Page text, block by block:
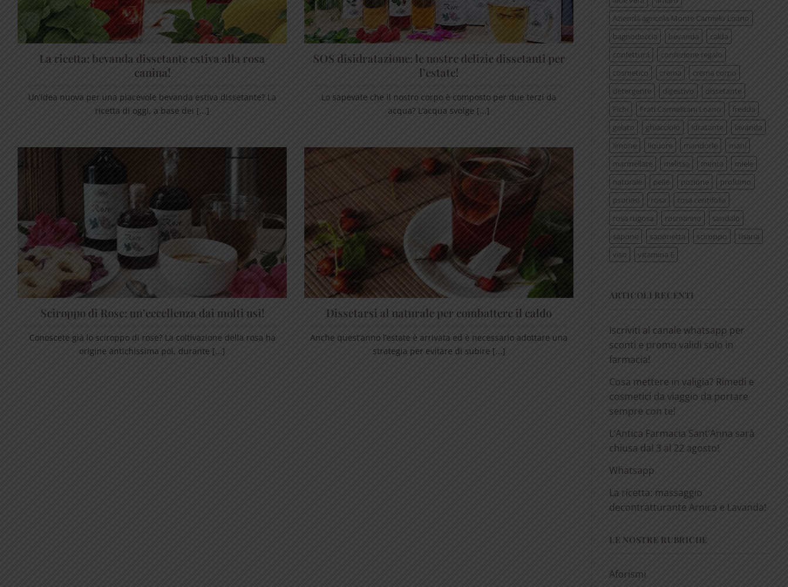
La ricetta: bevanda dissetante estiva alla rosa
canina!
Un’idea nuova per una piacevole bevanda estiva dissetante? La
ricetta di oggi, a base dei [...]
SOS disidratazione: le nostre delizie dissetanti per
l’estate!
Lo sapevate che il nostro corpo è composto per due terzi da
acqua? L’acqua svolge [...]
Sciroppo di Rose: un’eccellenza dai molti usi!
Conoscete già lo sciroppo di rose? La coltivazione della rosa ha
origine antichissima poi, durante [...]
Dissetarsi al naturale per combattere il caldo
Anche quest’anno l’estate è arrivata ed è necessario adottare una
strategia per evitare di subire [...]
Azienda agricola Monte Carmelo Loano
bagnodoccia
bevanda
calda
confettura
confezione regalo
cosmetico
crema
crema corpo
detergente
digestivo
dissetante
Fichi
Frati Carmelitani Loano
fredda
gelato
ghiacciolo idratante
lavanda
limone
liquore mandorle
mani
marmellate
melissa menta
miele
naturale
pelle pozione
profumo
psoriasi
rosa
rosa centifolia
rosa rugosa
rosmarino
sandalo
sapone
saponetta sciroppo
tisana
viso
vitamina E
ARTICOLI RECENTI
Iscriviti al canale whatsapp per
sconti e promo validi solo in
farmacia!
Cosa mettere in valigia? Rimedi e
cosmetici da viaggio da portare
sempre con te!
L’Antica Farmacia Sant’Anna sarà
chiusa dal 3 al 22 agosto!
Whatsapp
La ricetta: massaggio
decontratturante Arnica e Lavanda!
LE NOSTRE RUBRICHE
Aforismi